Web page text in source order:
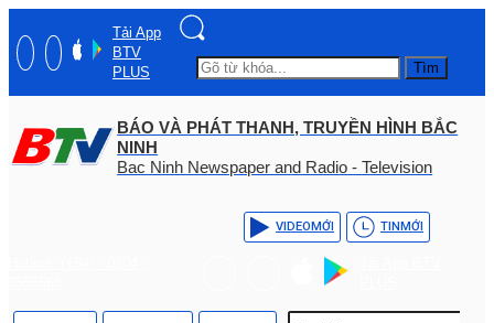
Tải App
BTV
PLUS
Tìm
BÁO VÀ PHÁT THANH, TRUYỀN HÌNH BẮC
NINH
Bac Ninh Newspaper and Radio - Television
VIDEOMỚI TINMỚI